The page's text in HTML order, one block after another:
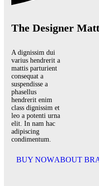
The Designer
A dignissim dui
varius hendrerit a
mattis parturient
consequat a
suspendisse a
phasellus
hendrerit enim
class dignissim et
leo a potenti urna
elit. In nam hac
adipiscing
condimentum.
BUY NOWABOUT